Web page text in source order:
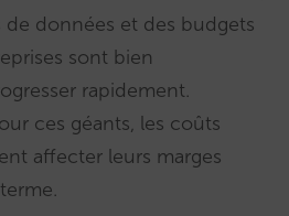
données et des budgets
sont bien
rapidement.
ces géants, les coûts
affecter leurs marges